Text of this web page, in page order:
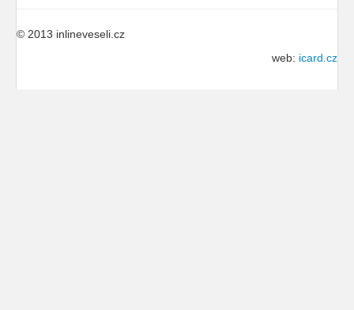
© 2013 inlineveseli.cz
web: icard.cz